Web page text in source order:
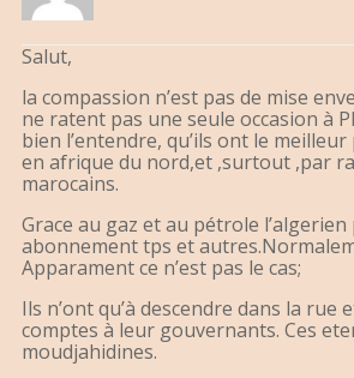
Salut,
la compassion n’est pas de mise
ne ratent pas une seule occasion à
bien l’entendre, qu’ils ont le
en afrique du nord,et ,surtout ,par
marocains.
Grace au gaz et au pétrole
abonnement tps et
Apparament ce n’est pas le cas;
Ils n’ont qu’à descendre dans la rue
comptes à leur gouvernants. Ces
moudjahidines.